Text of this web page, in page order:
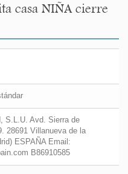
casa NIÑA cierre
S.L.U. Avd. Sierra de
28691 Villanueva de la
ESPAÑA Email:
B86910585